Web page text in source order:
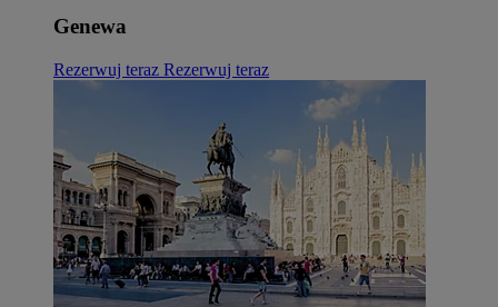
Genewa
Rezerwuj teraz Rezerwuj teraz